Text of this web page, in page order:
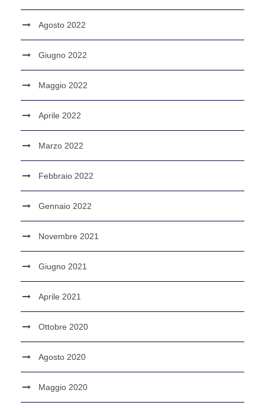
Agosto 2022
Giugno 2022
Maggio 2022
Aprile 2022
Marzo 2022
Febbraio 2022
Gennaio 2022
Novembre 2021
Giugno 2021
Aprile 2021
Ottobre 2020
Agosto 2020
Maggio 2020